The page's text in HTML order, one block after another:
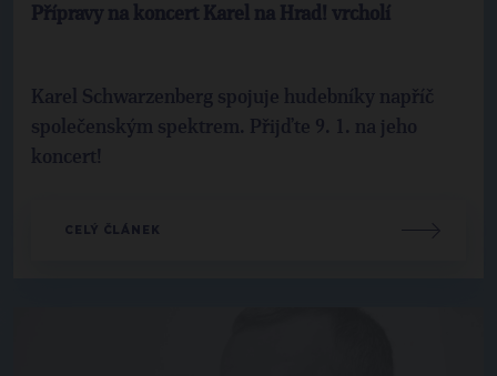
Přípravy na koncert Karel na Hrad! vrcholí
Karel Schwarzenberg spojuje hudebníky napříč
společenským spektrem. Přijďte 9. 1. na jeho
koncert!
CELÝ ČLÁNEK